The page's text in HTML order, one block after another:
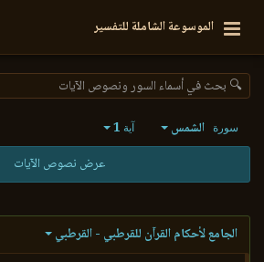
الموسوعة الشاملة للتفسير
🔍 بحث في أسماء السور ونصوص الآيات
سورة الشمس آية 1
عرض نصوص الآيات
الجامع لأحكام القرآن للقرطبي - القرطبي